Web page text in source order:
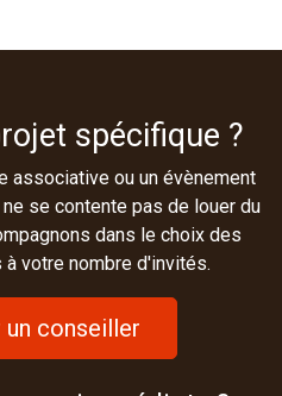
spécifique ?
associative ou un évènement
se contente pas de louer du
dans le choix des
votre nombre d'invités.
conseiller